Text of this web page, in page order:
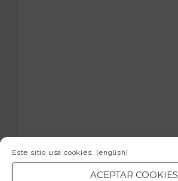
Este sitio usa cookies. [english]
ACEPTAR COOKIES